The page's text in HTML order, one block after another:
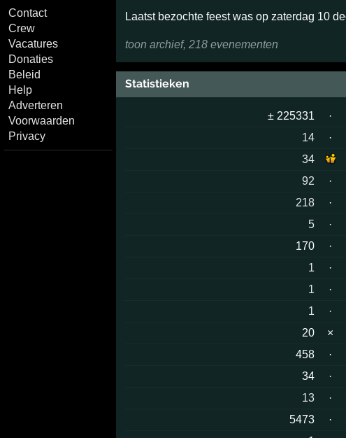
Contact
Crew
Vacatures
Donaties
Beleid
Help
Adverteren
Voorwaarden
Privacy
Laatst bezochte feest was op zaterdag 10
toon archief, 218 evenementen
Statistieken
± 225331 ·
14
·
34
92
·
218
·
5
·
170
·
1
·
1
·
1
·
20
×
458
·
34
·
13
·
5473
·